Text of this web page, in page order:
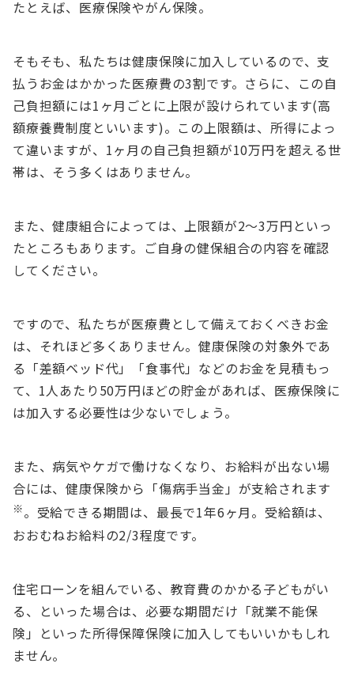
たとえば、医療保険やがん保険。
そもそも、私たちは健康保険に加入しているので、支
払うお金はかかった医療費の3割です。さらに、この自
己負担額には1ヶ月ごとに上限が設けられています(高
額療養費制度といいます)。この上限額は、所得によっ
て違いますが、1ヶ月の自己負担額が10万円を超える世
帯は、そう多くはありません。
また、健康組合によっては、上限額が2〜3万円といっ
たところもあります。ご自身の健保組合の内容を確認
してください。
ですので、私たちが医療費として備えておくべきお金
は、それほど多くありません。健康保険の対象外であ
る「差額ベッド代」「食事代」などのお金を見積もっ
て、1人あたり50万円ほどの貯金があれば、医療保険に
は加入する必要性は少ないでしょう。
また、病気やケガで働けなくなり、お給料が出ない場
合には、健康保険から「傷病手当金」が支給されます
※。受給できる期間は、最長で1年6ヶ月。受給額は、
おおむねお給料の2/3程度です。
住宅ローンを組んでいる、教育費のかかる子どもがい
る、といった場合は、必要な期間だけ「就業不能保
険」といった所得保障保険に加入してもいいかもしれ
ません。